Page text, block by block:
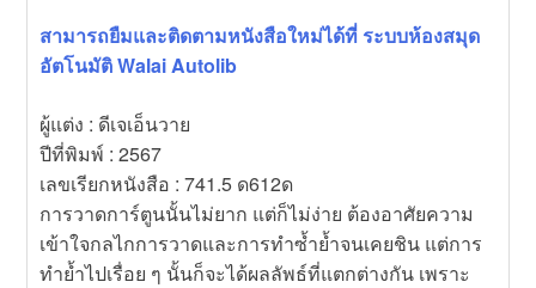
สามารถยืมและติดตามหนังสือใหม่ได้ที่ ระบบห้องสมุด
อัตโนมัติ Walai Autolib
ผู้แต่ง : ดีเจเอ็นวาย
ปีที่พิมพ์ : 2567
เลขเรียกหนังสือ : 741.5 ด612ด
การวาดการ์ตูนนั้นไม่ยาก แต่ก็ไม่ง่าย ต้องอาศัยความ
เข้าใจกลไกการวาดและการทำซ้ำย้ำจนเคยชิน แต่การ
ทำย้ำไปเรื่อย ๆ นั้นก็จะได้ผลลัพธ์ที่แตกต่างกัน เพราะ